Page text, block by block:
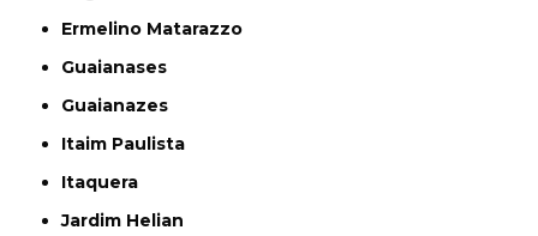
Ermelino Matarazzo
Guaianases
Guaianazes
Itaim Paulista
Itaquera
Jardim Helian